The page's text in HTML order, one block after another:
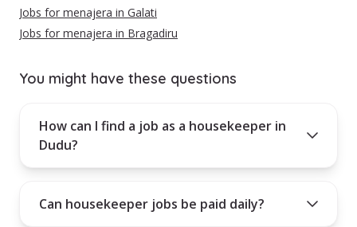
Jobs for menajera in Galati
Jobs for menajera in Bragadiru
You might have these questions
How can I find a job as a housekeeper in
Dudu?
Can housekeeper jobs be paid daily?